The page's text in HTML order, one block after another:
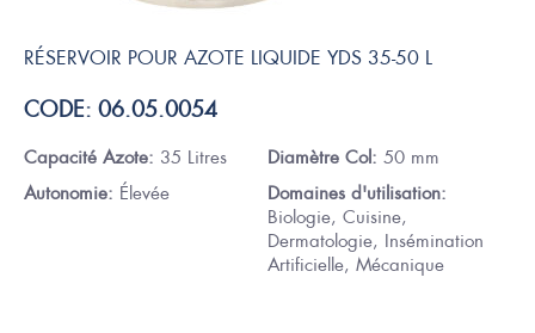
RÉSERVOIR POUR AZOTE LIQUIDE YDS 35-50 L
CODE: 06.05.0054
Capacité Azote: 35 Litres Diamètre Col: 50 mm
Autonomie: Élevée
Domaines d'utilisation:
Biologie, Cuisine,
Dermatologie, Insémination
Artificielle, Mécanique